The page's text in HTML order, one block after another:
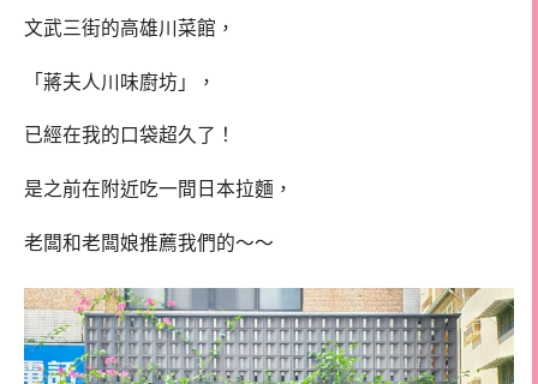
文武三街的高雄川菜館，
「蔣夫人川味廚坊」，
已經在我的口袋超久了！
是之前在附近吃一間日本拉麵，
老闆和老闆娘推薦我們的～～